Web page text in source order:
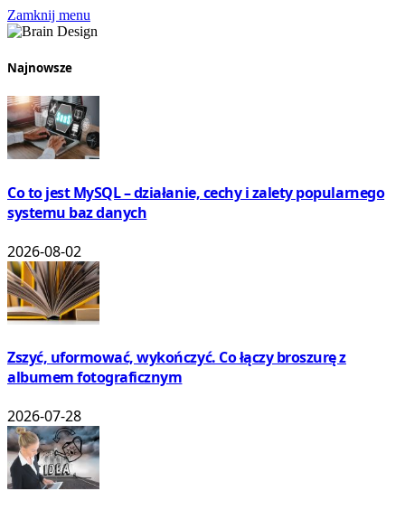
Zamknij menu
Najnowsze
Co to jest MySQL – działanie, cechy i zalety popularnego
systemu baz danych
2026-08-02
Zszyć, uformować, wykończyć. Co łączy broszurę z
albumem fotograficznym
2026-07-28